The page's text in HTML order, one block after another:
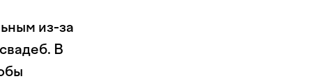
из-за
В